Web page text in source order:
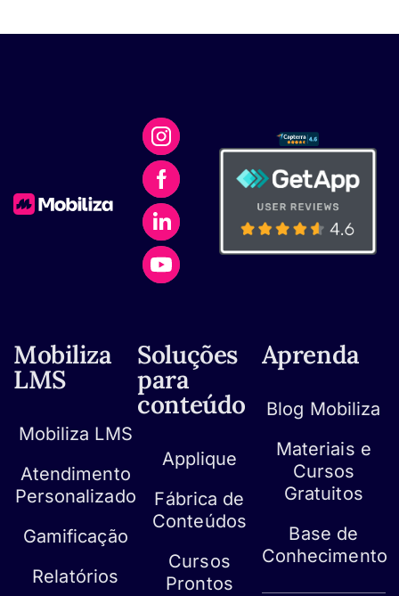
Mobiliza
LMS
Mobiliza LMS
Atendimento
Personalizado
Gamificação
Relatórios
Soluções
para
conteúdo
Applique
Fábrica de
Conteúdos
Cursos
Prontos
Aprenda
Blog Mobiliza
Materiais e
Cursos
Gratuitos
Base de
Conhecimento